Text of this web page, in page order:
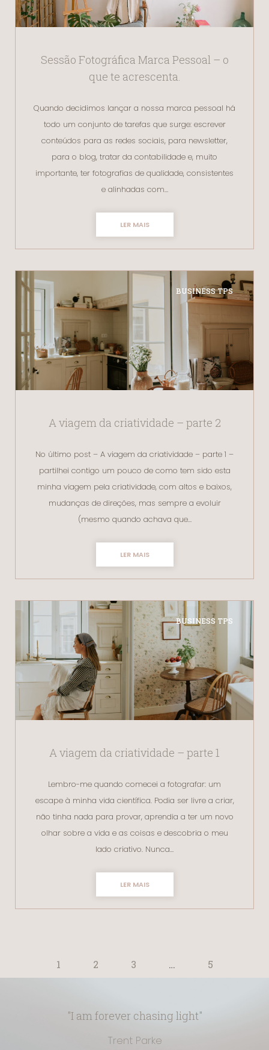
Sessão Fotográfica Marca Pessoal – o
que te acrescenta.
Quando decidimos lançar a nossa marca pessoal há
todo um conjunto de tarefas que surge: escrever
conteúdos para as redes sociais, para newsletter,
para o blog, tratar da contabilidade e, muito
importante, ter fotografias de qualidade, consistentes
e alinhadas com…
LER MAIS
BUSINESS TPS
A viagem da criatividade – parte 2
No último post – A viagem da criatividade – parte 1 –
partilhei contigo um pouco de como tem sido esta
minha viagem pela criatividade, com altos e baixos,
mudanças de direções, mas sempre a evoluir
(mesmo quando achava que…
LER MAIS
BUSINESS TPS
A viagem da criatividade – parte 1
Lembro-me quando comecei a fotografar: um
escape à minha vida científica. Podia ser livre a criar,
não tinha nada para provar, aprendia a ter um novo
olhar sobre a vida e as coisas e descobria o meu
lado criativo. Nunca…
LER MAIS
1 2 3 … 5
"I am forever chasing light"
Trent Parke